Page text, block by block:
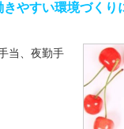
やすい環境づく
当、夜勤手